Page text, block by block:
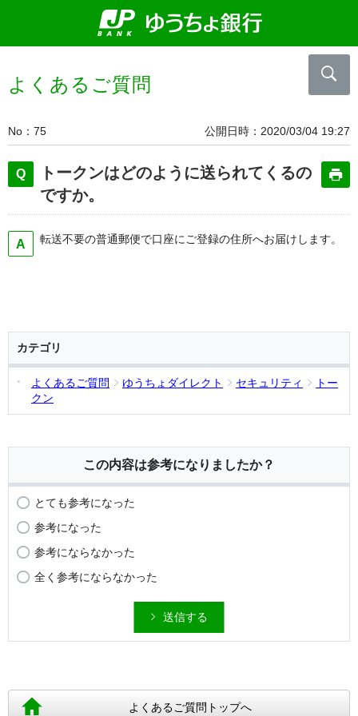
よくあるご質問
No 75 公開日時 2020/03/04 19:27
トークンはどのように送られてくるの
ですか。
転送不要の普通郵便で口座にご登録の住所へお届けします。
カテゴリ
よくあるご質問 ゆうちょダイレクト セキュリティ
トー
クン
この内容は参考になりましたか？
とても参考になった
参考になった
参考にならなかった
全く参考にならなかった
送信する
よくあるご質問トップへ